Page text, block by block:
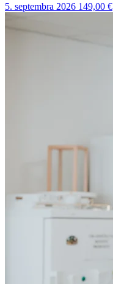
5. septembra 2026 149,00 €